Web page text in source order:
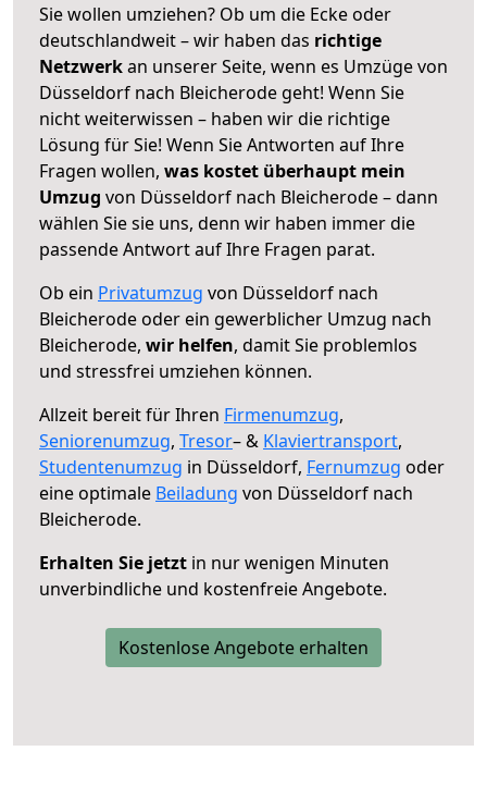
Sie wollen umziehen? Ob um die Ecke oder
deutschlandweit – wir haben das richtige
Netzwerkan unserer Seite, wenn es Umzüge von
Düsseldorf nach Bleicherode geht! Wenn Sie
nicht weiterwissen – haben wir die richtige
Lösung für Sie! Wenn Sie Antworten auf Ihre
Fragen wollen, was kostet überhaupt mein
Umzug von Düsseldorf nach Bleicherode – dann
wählen Sie sie uns, denn wir haben immer die
passende Antwort auf Ihre Fragen parat.
Ob ein Privatumzug von Düsseldorf nach
Bleicherode oder ein gewerblicher Umzug nach
Bleicherode, wir helfen, damit Sie problemlos
und stressfrei umziehen können.
Allzeit bereit für Ihren Firmenumzug,
Seniorenumzug, Tresor– & Klaviertransport,
Studentenumzug in Düsseldorf, Fernumzug oder
eine optimale Beiladung von Düsseldorf nach
Bleicherode.
Erhalten Sie jetzt in nur wenigen Minuten
unverbindliche und kostenfreie Angebote.
Kostenlose Angebote erhalten